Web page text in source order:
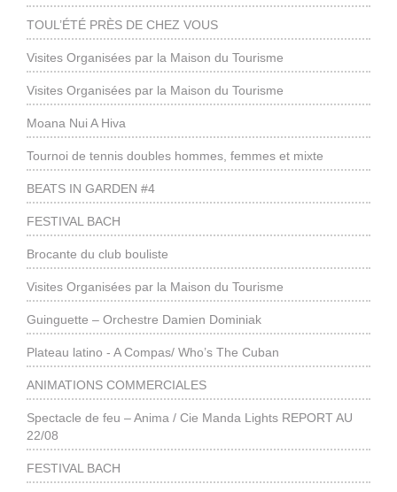
TOUL’ÉTÉ PRÈS DE CHEZ VOUS
Visites Organisées par la Maison du Tourisme
Visites Organisées par la Maison du Tourisme
Moana Nui A Hiva
Tournoi de tennis doubles hommes, femmes et mixte
BEATS IN GARDEN #4
FESTIVAL BACH
Brocante du club bouliste
Visites Organisées par la Maison du Tourisme
Guinguette – Orchestre Damien Dominiak
Plateau latino - A Compas/ Who’s The Cuban
ANIMATIONS COMMERCIALES
Spectacle de feu – Anima / Cie Manda Lights REPORT AU
22/08
FESTIVAL BACH